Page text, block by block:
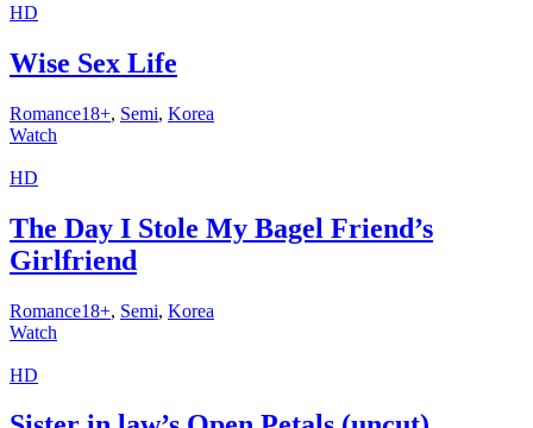
HD
Wise Sex Life
Romance18+, Semi, Korea
Watch
HD
The Day I Stole My Bagel Friend’s
Girlfriend
Romance18+, Semi, Korea
Watch
HD